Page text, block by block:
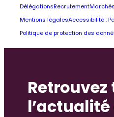
Délégations Recrutement
Mentions légalesAccessibilité :
Politique de protection des
Retrouvez